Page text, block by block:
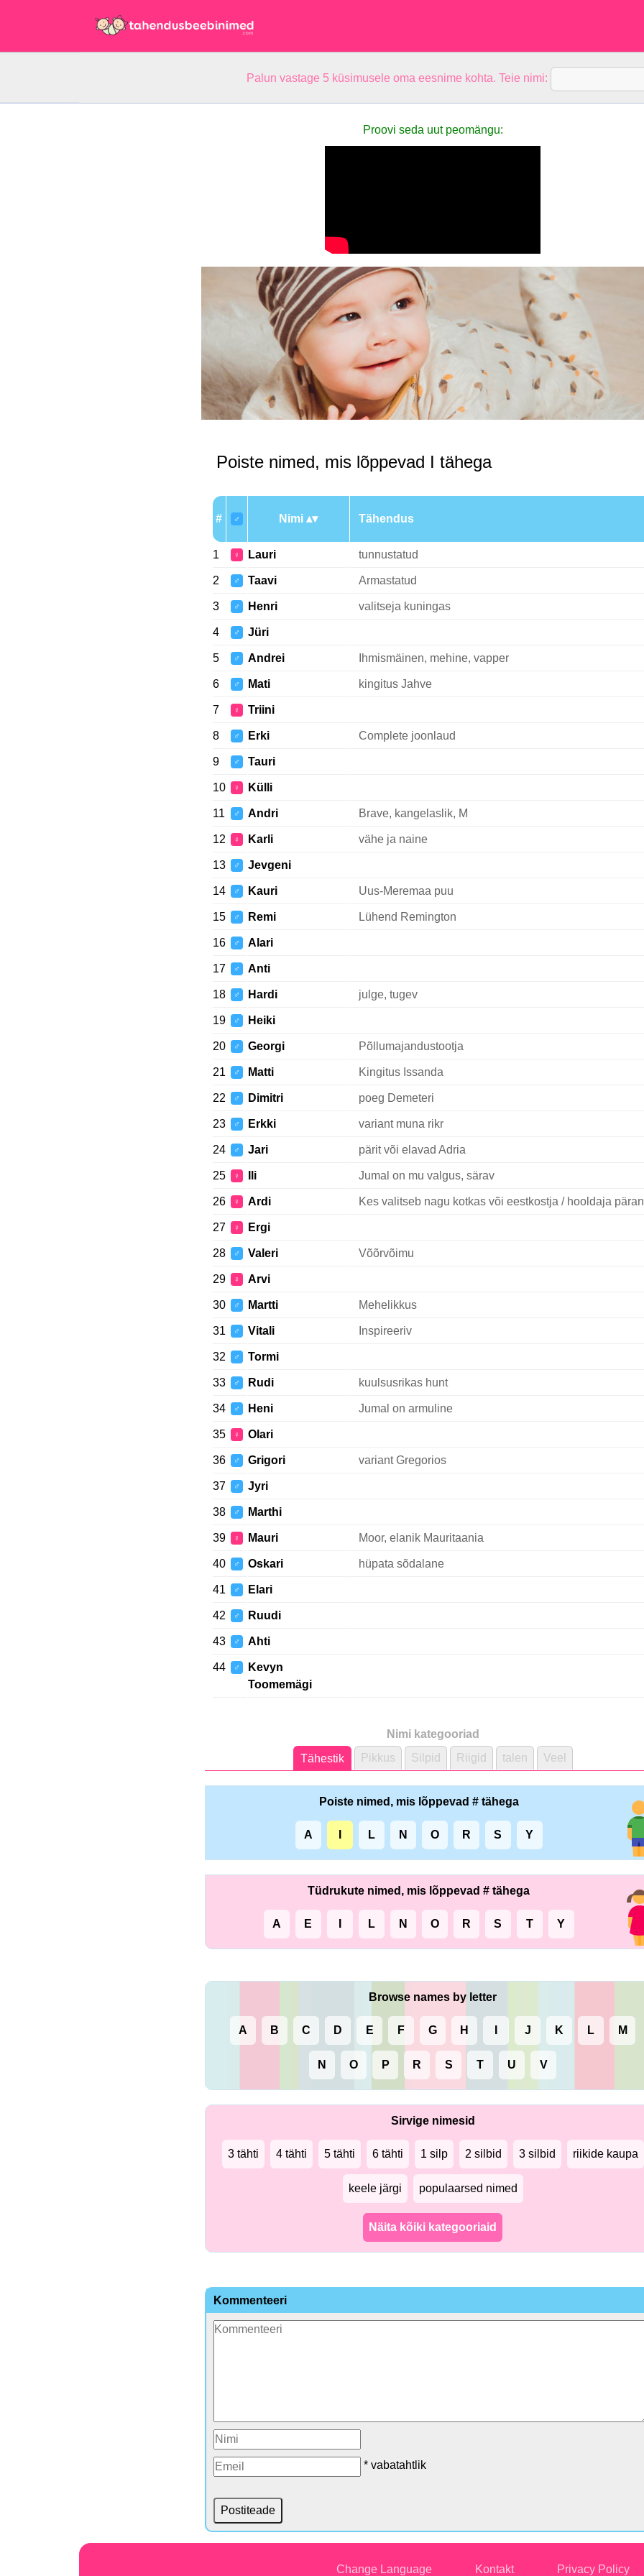
Palun vastage 5 küsimusele oma eesnime kohta. Teie nimi:
Proovi seda uut peomängu:
Poiste nimed, mis lõppevad I tähega
# ♂ Nimi Tähendus
1 ♀ Lauri tunnustatud
2 ♂ Taavi Armastatud
3 ♂ Henri valitseja kuningas
4 ♂ Jüri
5 ♂ Andrei Ihmismäinen, mehine, vapper
6 ♂ Mati kingitus Jahve
7 ♀ Triini
8 ♂ Erki Complete joonlaud
9 ♂ Tauri
10 ♀ Külli
11 ♂ Andri Brave, kangelaslik, M
12 ♀ Karli vähe ja naine
13 ♂ Jevgeni
14 ♂ Kauri Uus-Meremaa puu
15 ♂ Remi Lühend Remington
16 ♂ Alari
17 ♂ Anti
18 ♂ Hardi julge, tugev
19 ♂ Heiki
20 ♂ Georgi Põllumajandustootja
21 ♂ Matti Kingitus Issanda
22 ♂ Dimitri poeg Demeteri
23 ♂ Erkki variant muna rikr
24 ♂ Jari pärit või elavad Adria
25 ♀ Ili Jumal on mu valgus, särav
26 ♀ Ardi Kes valitseb nagu kotkas või eestkostja / hooldaja
27 ♀ Ergi
28 ♂ Valeri Võõrvõimu
29 ♀ Arvi
30 ♂ Martti Mehelikkus
31 ♂ Vitali Inspireeriv
32 ♂ Tormi
33 ♂ Rudi kuulsusrikas hunt
34 ♂ Heni Jumal on armuline
35 ♀ Olari
36 ♂ Grigori variant Gregorios
37 ♂ Jyri
38 ♂ Marthi
39 ♀ Mauri Moor, elanik Mauritaania
40 ♂ Oskari hüpata sõdalane
41 ♂ Elari
42 ♂ Ruudi
43 ♂ Ahti
44 ♂
Kevyn
Toomemägi
Nimi kategooriad
Tähestik
Pikkus Silpid Riigid talen Veel
Poiste nimed, mis lõppevad # tähega
A L N O R S Y
Tüdrukute nimed, mis lõppevad # tähega
A E L N O R S T Y
Browse names by letter
A B C D E F G H J K L M
N O P R S T U V
Sirvige nimesid
3 tähti 4 tähti 5 tähti 6 tähti 1 silp 2 silbid 3 silbid riikide kaupa
keele järgi populaarsed nimed
Näita kõiki kategooriaid
Kommenteeri
* vabatahtlik
Change Language Kontakt Privacy Policy